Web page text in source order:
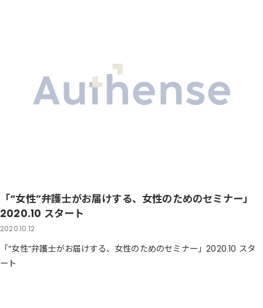
「“女性”弁護士がお届けする、女性のためのセミナー」
2020.10 スタート
2020.10.12
「“女性”弁護士がお届けする、女性のためのセミナー」2020.10 スタ
ート